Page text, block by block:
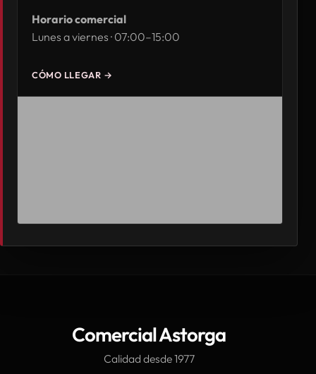
Horario comercial
Lunes a viernes · 07:00–15:00
CÓMO LLEGAR →
Comercial Astorga
Calidad desde 1977